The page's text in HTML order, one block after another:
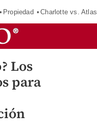
Propiedad Charlotte vs. Atlas
Los
para